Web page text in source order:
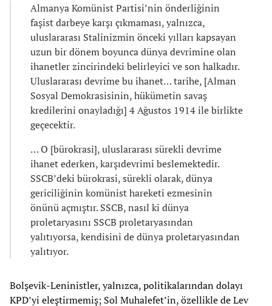
Almanya Komünist Partisi’nin önderliğinin
faşist darbeye karşı çıkmaması, yalnızca,
uluslararası Stalinizmin önceki yılları kapsayan
uzun bir dönem boyunca dünya devrimine olan
ihanetler zincirindeki belirleyici ve son halkadır.
Uluslararası devrime bu ihanet… tarihe, [Alman
Sosyal Demokrasisinin, hükümetin savaş
kredilerini onayladığı] 4 Ağustos 1914 ile birlikte
geçecektir.
… O [bürokrasi], uluslararası sürekli devrime
ihanet ederken, karşıdevrimi beslemektedir.
SSCB’deki bürokrasi, sürekli olarak, dünya
gericiliğinin komünist hareketi ezmesinin
önünü açmıştır. SSCB, nasıl ki dünya
proletaryasını SSCB proletaryasından
yalıtıyorsa, kendisini de dünya proletaryasından
yalıtıyor.
Bolşevik-Leninistler, yalnızca, politikalarından dolayı
KPD’yi eleştirmemiş; Sol Muhalefet’in, özellikle de Lev